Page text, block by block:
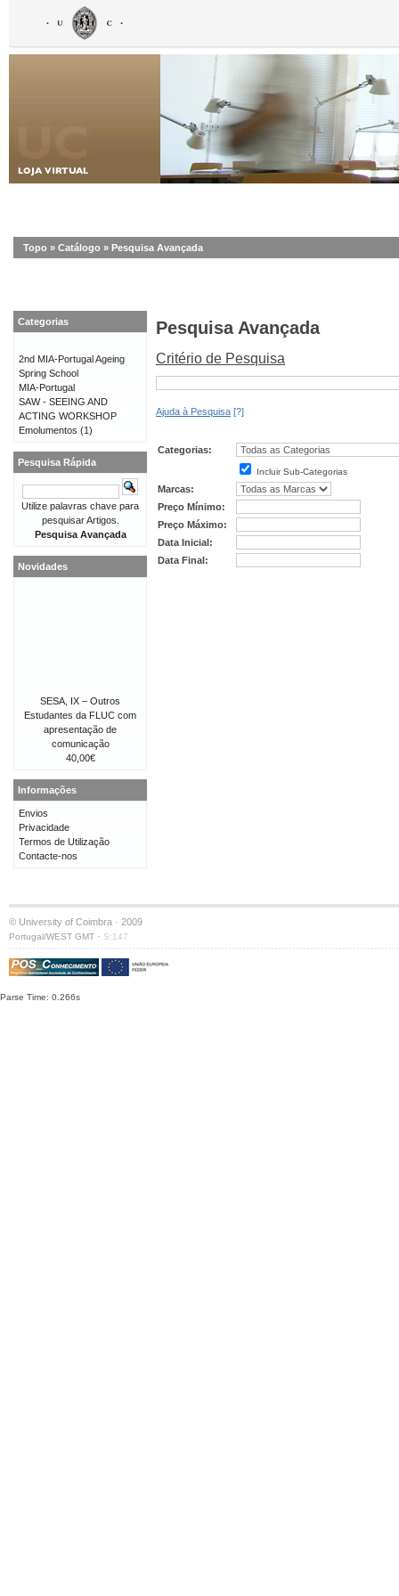
Topo » Catálogo » Pesquisa Avançada
Pesquisa Avançada
Critério de Pesquisa
Ajuda à Pesquisa [?]
Categorias:
Incluir Sub-Categorias
Marcas:
Preço Mínimo:
Preço Máximo:
Data Inicial:
Data Final:
Categorias
2nd MIA-Portugal Ageing
Spring School
MIA-Portugal
SAW - SEEING AND
ACTING WORKSHOP
Emolumentos (1)
Pesquisa Rápida
Utilize palavras chave para
pesquisar Artigos.
Pesquisa Avançada
Novidades
SESA, IX – Outros
Estudantes da FLUC com
apresentação de
comunicação
40,00€
Informações
Envios
Privacidade
Termos de Utilização
Contacte-nos
© University of Coimbra · 2009
Portugal/WEST GMT · S:147
Parse Time: 0.266s